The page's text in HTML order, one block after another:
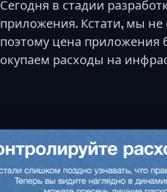
Сегодня в стадии
приложения. Кстати, мы
поэтому цена приложения
окупаем расходы на